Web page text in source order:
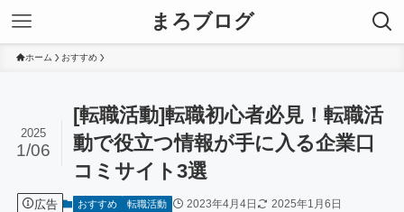
まろブログ
ホーム おすすめ
[転職活動]転職初心者必見！転職活
動で役立つ情報が手に入る企業口
コミサイト3選
2025
1/06
広告 おすすめ 転職活動 2023年4月4日 2025年1月6日